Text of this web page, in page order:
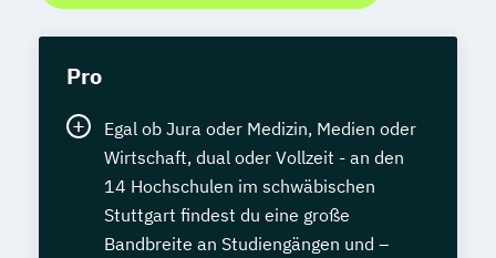
Pro
Egal ob Jura oder Medizin, Medien oder
Wirtschaft, dual oder Vollzeit - an den
14 Hochschulen im schwäbischen
Stuttgart findest du eine große
Bandbreite an Studiengängen und –